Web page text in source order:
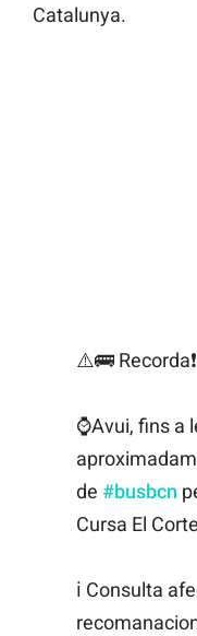
Catalunya.
⚠️🚌 Recorda❗️
⌚️Avui, fins a
de #busbcn
Cursa El
ℹ️ Consulta